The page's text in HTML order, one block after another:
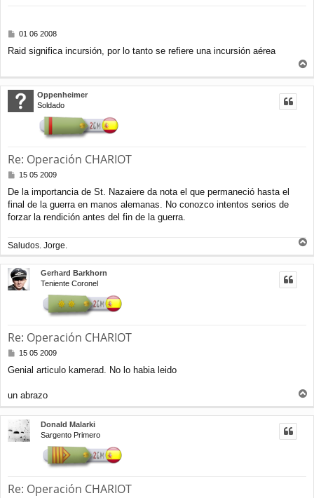
M
n
a
j
e
01 06 2008
Raid significa incursión, por lo tanto se refiere una incursión aérea
r
r
Oppenheimer
Soldado
Re: Operación CHARIOT
M
n
s
a
15 05 2009
De la importancia de St. Nazaiere da nota el que permaneció hasta el
final de la guerra en manos alemanas. No conozco intentos serios de
forzar la rendición antes del fin de la guerra.
Saludos. Jorge.
r
r
Gerhard Barkhorn
Teniente Coronel
Re: Operación CHARIOT
M
n
a
j
e
15 05 2009
Genial articulo kamerad. No lo habia leido
un abrazo
r
r
Donald Malarki
Sargento Primero
Re: Operación CHARIOT